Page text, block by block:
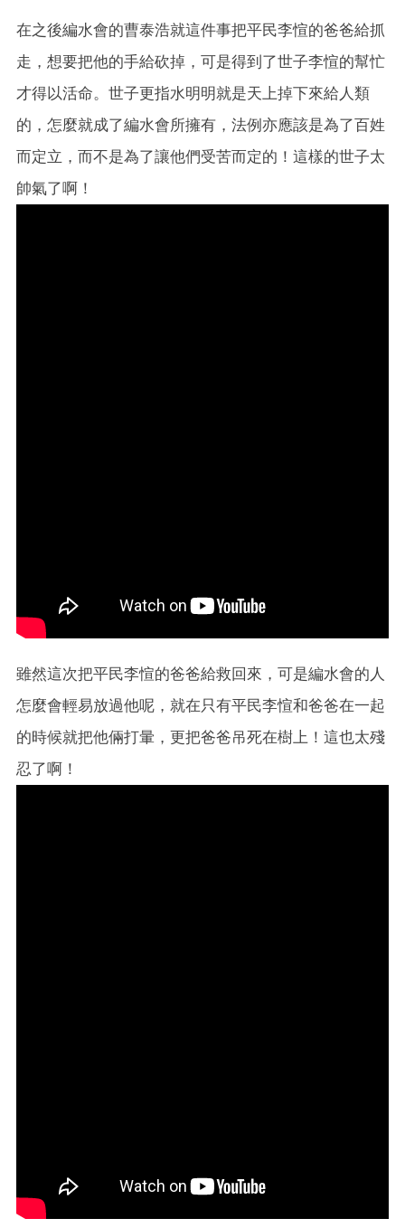
在之後編水會的曹泰浩就這件事把平民李愃的爸爸給抓
走，想要把他的手給砍掉，可是得到了世子李愃的幫忙
才得以活命。世子更指水明明就是天上掉下來給人類
的，怎麼就成了編水會所擁有，法例亦應該是為了百姓
而定立，而不是為了讓他們受苦而定的！這樣的世子太
帥氣了啊！
雖然這次把平民李愃的爸爸給救回來，可是編水會的人
怎麼會輕易放過他呢，就在只有平民李愃和爸爸在一起
的時候就把他倆打暈，更把爸爸吊死在樹上！這也太殘
忍了啊！